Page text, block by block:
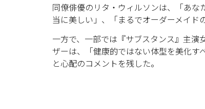
同僚俳優のリタ・ウィルソンは、「あ
当に美しい」、「まるでオーダーメイド
一方で、一部では『サブスタンス』主
ザーは、「健康的ではない体型を美化す
と心配のコメントを残した。